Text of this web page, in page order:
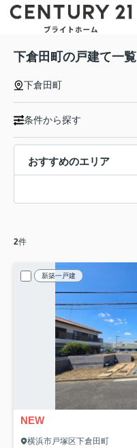
下倉田町の戸建て一覧
下倉田町
条件から探す
おすすめのエリア
2件
新築一戸建
NEW
横浜市戸塚区下倉田町